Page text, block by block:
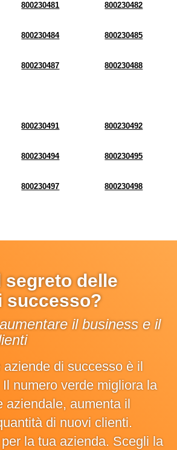
800230481 800230482
800230484 800230485
800230487 800230488
800230491 800230492
800230494 800230495
800230497 800230498
segreto delle
successo?
il business e il
di successo è il
numero verde migliora la
aziendale, aumenta il
di nuovi clienti.
la tua azienda. Scegli la